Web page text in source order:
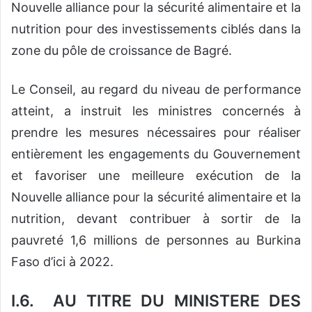
Nouvelle alliance pour la sécurité alimentaire et la
nutrition pour des investissements ciblés dans la
zone du pôle de croissance de Bagré.
Le Conseil, au regard du niveau de performance
atteint, a instruit les ministres concernés à
prendre les mesures nécessaires pour réaliser
entièrement les engagements du Gouvernement
et favoriser une meilleure exécution de la
Nouvelle alliance pour la sécurité alimentaire et la
nutrition, devant contribuer à sortir de la
pauvreté 1,6 millions de personnes au Burkina
Faso d’ici à 2022.
I.6. AU TITRE DU MINISTERE DES